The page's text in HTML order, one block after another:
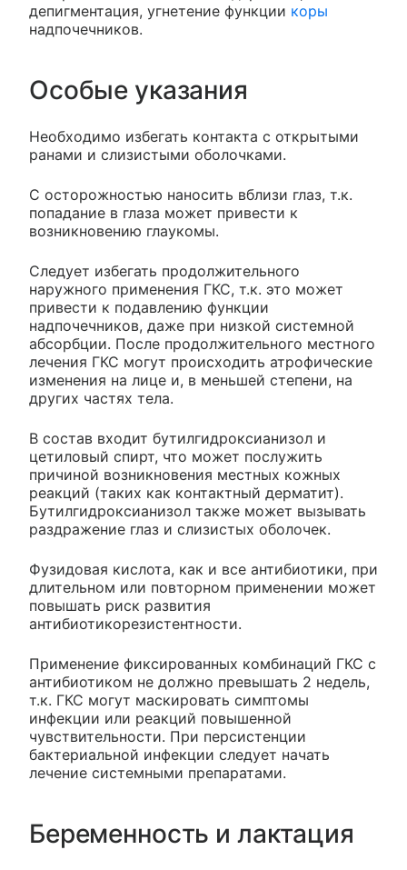
депигментация, угнетение функции коры
надпочечников.
Особые указания
Необходимо избегать контакта с открытыми
ранами и слизистыми оболочками.
С осторожностью наносить вблизи глаз, т.к.
попадание в глаза может привести к
возникновению глаукомы.
Следует избегать продолжительного
наружного применения ГКС, т.к. это может
привести к подавлению функции
надпочечников, даже при низкой системной
абсорбции. После продолжительного местного
лечения ГКС могут происходить атрофические
изменения на лице и, в меньшей степени, на
других частях тела.
В состав входит бутилгидроксианизол и
цетиловый спирт, что может послужить
причиной возникновения местных кожных
реакций (таких как контактный дерматит).
Бутилгидроксианизол также может вызывать
раздражение глаз и слизистых оболочек.
Фузидовая кислота, как и все антибиотики, при
длительном или повторном применении может
повышать риск развития
антибиотикорезистентности.
Применение фиксированных комбинаций ГКС с
антибиотиком не должно превышать 2 недель,
т.к. ГКС могут маскировать симптомы
инфекции или реакций повышенной
чувствительности. При персистенции
бактериальной инфекции следует начать
лечение системными препаратами.
Беременность и лактация